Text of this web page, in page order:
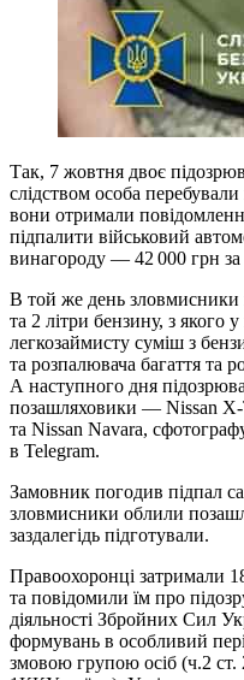
Так, 7 жовтня двоє
слідством особа
вони отримали
підпалити військовий
винагороду — 42 000 грн за
В той же день
та 2 літри бензину, з якого
легкозаймисту суміш з
та розпалювача багаття та
А наступного дня
позашляховики — Nissan
та Nissan Navara,
в Telegram.
Замовник погодив підпал
зловмисники облили
заздалегідь підготували.
Правоохоронці затримали
та повідомили їм про
діяльності Збройних Сил
формувань в особливий
змовою групою осіб (ч.2 ст.